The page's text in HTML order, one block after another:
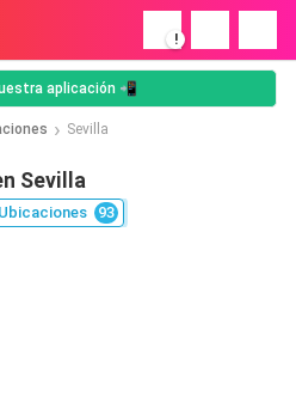
!
aplicación 📲
Sevilla
Sevilla
Ubicaciones 93